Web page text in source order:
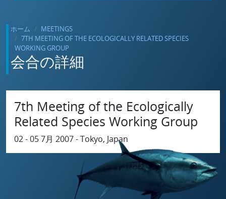
ホーム
MEETINGS
7TH MEETING OF THE ECOLOGICALLY RELATED SPECIES
WORKING GROUP
会合の詳細
7th Meeting of the Ecologically
Related Species Working Group
02 - 05 7月 2007 - Tokyo, Japan